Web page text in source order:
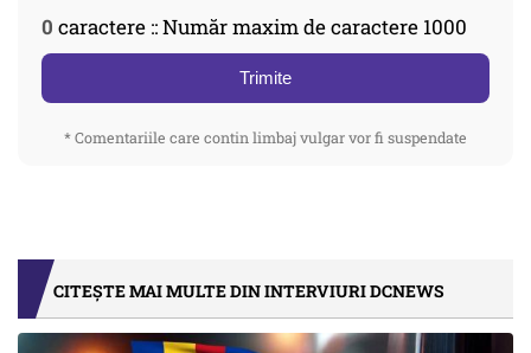
0 caractere :: Număr maxim de caractere 1000
Trimite
* Comentariile care contin limbaj vulgar vor fi suspendate
CITEȘTE MAI MULTE DIN INTERVIURI DCNEWS